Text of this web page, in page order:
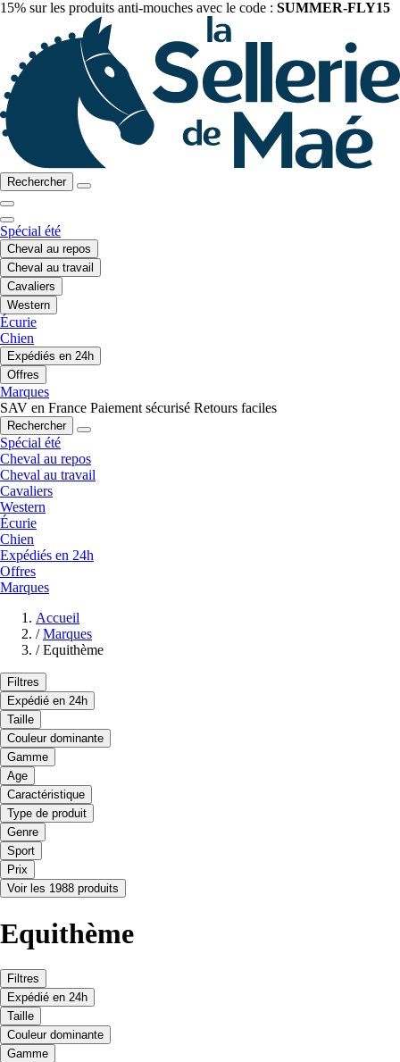
15% sur les produits anti-mouches avec le code : SUMMER-FLY15
Rechercher
Spécial été
Cheval au repos
Cheval au travail
Cavaliers
Western
Écurie
Chien
Expédiés en 24h
Offres
Marques
SAV en France Paiement sécurisé Retours faciles
Rechercher
Spécial été
Cheval au repos
Cheval au travail
Cavaliers
Western
Écurie
Chien
Expédiés en 24h
Offres
Marques
Accueil
/ Marques
/ Equithème
Filtres
Expédié en 24h
Taille
Couleur dominante
Gamme
Age
Caractéristique
Type de produit
Genre
Sport
Prix
Voir les 1988 produits
Equithème
Filtres
Expédié en 24h
Taille
Couleur dominante
Gamme